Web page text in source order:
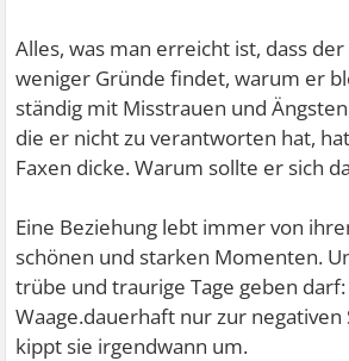
Alles, was man erreicht ist, dass
weniger Gründe findet, warum er
ständig mit Misstrauen und
die er nicht zu verantworten hat,
Faxen dicke. Warum sollte er sich
Eine Beziehung lebt immer von
schönen und starken Momenten.
trübe und traurige Tage geben
Waage.dauerhaft nur zur negativen
kippt sie irgendwann um.